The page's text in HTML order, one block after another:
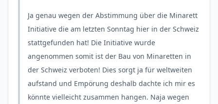
Ja genau wegen der Abstimmung über die Minarett
Initiative die am letzten Sonntag hier in der Schweiz
stattgefunden hat! Die Initiative wurde
angenommen somit ist der Bau von Minaretten in
der Schweiz verboten! Dies sorgt ja für weltweiten
aufstand und Empörung deshalb dachte ich mir es
könnte vielleicht zusammen hangen. Naja wegen